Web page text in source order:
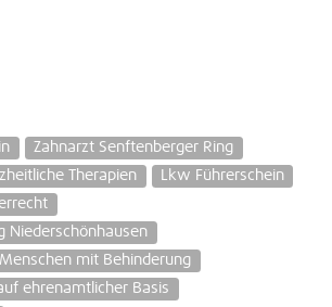
Zahnarzt Senftenberger Ring
Therapien
Lkw Führerschein
Niederschönhausen
mit Behinderung
ehrenamtlicher Basis